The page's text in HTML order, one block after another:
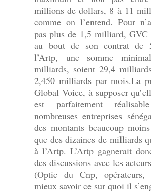
millions de dollars, 8 à 11
comme on l’entend. Pour
pas plus de 1,5 milliard, GVC
au bout de son contrat de
l’Artp, une somme
milliards, soient 29,4
2,450 milliards par mois.La
Global Voice, à supposer
est parfaitement
nombreuses entreprises
des montants beaucoup
que des dizaines de milliards
à l’Artp. L’Artp gagnerait
des discussions avec les
(Optic du Cnp, opérateurs,
mieux savoir ce sur quoi il